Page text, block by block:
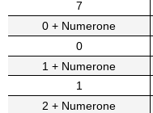
7
0 + Numerone
0
1 + Numerone
1
2 + Numerone